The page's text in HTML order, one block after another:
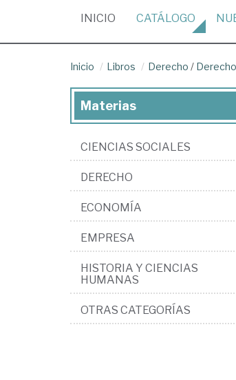
INICIO (CURRENT)
CATÁLOGO
Inicio Libros Derecho /
Materias
CIENCIAS SOCIALES
DERECHO
ECONOMÍA
EMPRESA
HISTORIA Y CIENCIAS
HUMANAS
OTRAS CATEGORÍAS